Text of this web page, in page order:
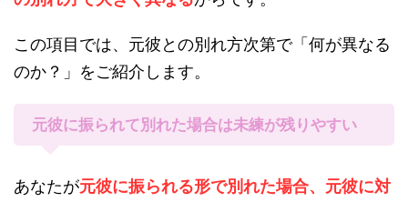
この項目では、元彼との別れ方次第で「何が異なる
のか？」をご紹介します。
元彼に振られて別れた場合は未練が残りやすい
あなたが元彼に振られる形で別れた場合、元彼に対